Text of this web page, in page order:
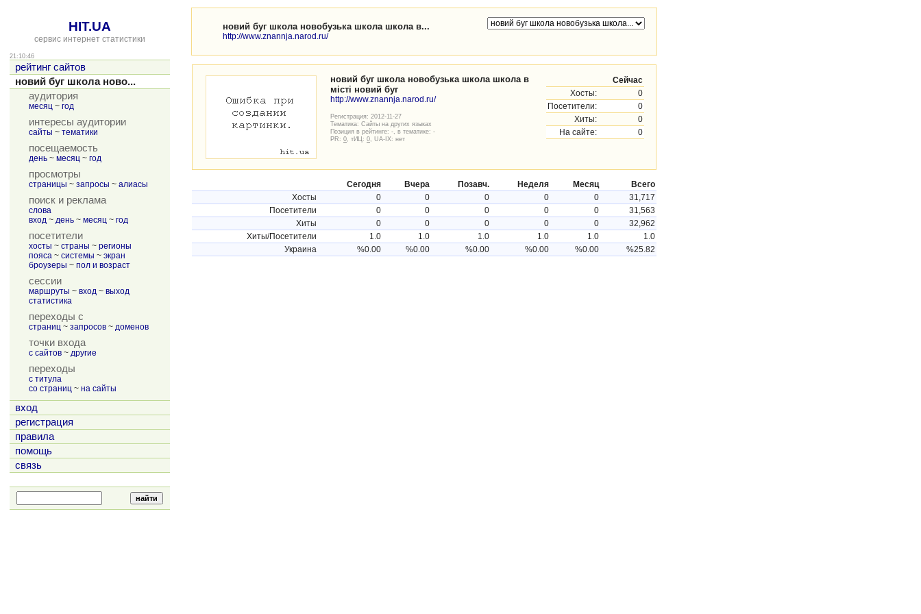
HIT.UA
сервис интернет статистики
21:10:46
рейтинг сайтов
новий буг школа ново...
аудитория
месяц ~ год
интересы аудитории
сайты ~ тематики
посещаемость
день ~ месяц ~ год
просмотры
страницы ~ запросы ~ алиасы
поиск и реклама
слова
вход ~ день ~ месяц ~ год
посетители
хосты ~ страны ~ регионы
пояса ~ системы ~ экран
броузеры ~ пол и возраст
сессии
маршруты ~ вход ~ выход
статистика
переходы с
страниц ~ запросов ~ доменов
точки входа
с сайтов ~ другие
переходы
с титула
со страниц ~ на сайты
вход
регистрация
правила
помощь
связь
новий буг школа новобузька школа школа в...
http://www.znannja.narod.ru/
новий буг школа новобузька школа школа в
місті новий буг
http://www.znannja.narod.ru/
Регистрация: 2012-11-27
Тематика: Сайты на других языках
Позиция в рейтинге: -, в тематике: -
PR: 0 , тИЦ: 0 , UA-IX: нет
Сейчас
Хосты:
0
Посетители:
0
Хиты:
0
На сайте:
0
Сегодня Вчера Позавч. Неделя Месяц
Всего
Хосты
0 0 0 0 0
31,717
Посетители
0 0 0 0 0
31,563
Хиты
0 0 0 0 0
32,962
Хиты/Посетители
1.0 1.0 1.0 1.0 1.0
1.0
Украина
%0.00 %0.00 %0.00 %0.00 %0.00 %25.82